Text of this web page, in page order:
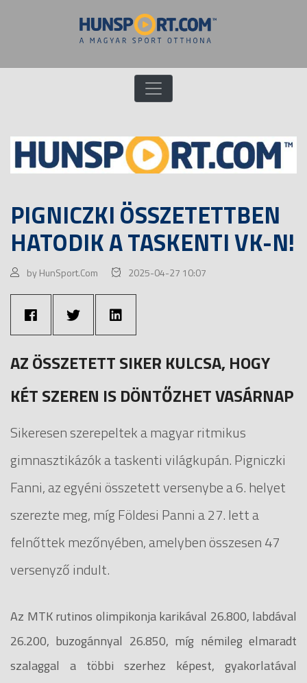
PIGNICZKI ÖSSZETETTBEN
HATODIK A TASKENTI VK-N!
by HunSport.Com 2025-04-27 10:07
AZ ÖSSZETETT SIKER KULCSA, HOGY
KÉT SZEREN IS DÖNTŐZHET VASÁRNAP
Sikeresen szerepeltek a magyar ritmikus
gimnasztikázók a taskenti világkupán. Pigniczki
Fanni, az egyéni összetett versenybe a 6. helyet
szerezte meg, míg Földesi Panni a 27. lett a
felnőttek mezőnyében, amelyben összesen 47
versenyző indult.
Az MTK rutinos olimpikonja karikával 26.800, labdával
26.200, buzogánnyal 26.850, míg némileg elmaradt
szalaggal a többi szerhez képest, gyakorlatával